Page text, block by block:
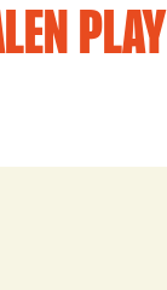
PLAY